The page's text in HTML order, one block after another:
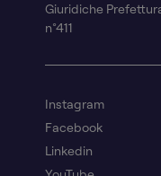
Giuridiche
n°411
Instagram
Facebook
Linkedin